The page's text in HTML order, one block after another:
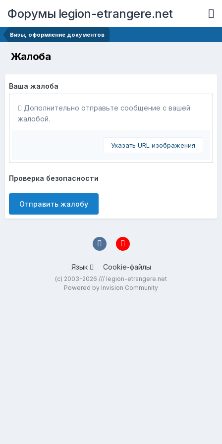
Форумы legion-etrangere.net
Визы, оформление документов
Жалоба
Ваша жалоба
Дополнительно отправьте сообщение с вашей
жалобой.
Указать URL изображения
Проверка безопасности
Отправить жалобу
Язык Cookie-файлы
(c) 2003-2026 /// legion-etrangere.net
Powered by Invision Community